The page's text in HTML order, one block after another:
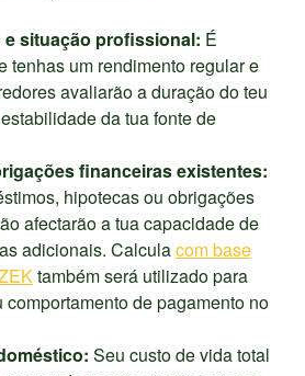
e situação profissional: É
tenhas um rendimento regular e
avaliarão a duração do teu
da tua fonte de
financeiras existentes:
hipotecas ou obrigações
afectarão a tua capacidade de
adicionais. Calculacom base
também será utilizado para
comportamento de pagamento no
Seu custo de vida total